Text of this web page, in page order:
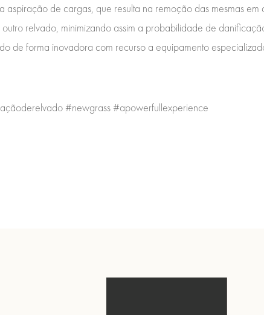
aspiração de cargas, que resulta na remoção das mesmas
relvado, minimizando assim a probabilidade de
de forma inovadora com recurso a equipamento
#newgrass #apowerfullexperience